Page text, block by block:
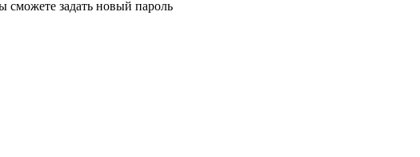
задать новый пароль